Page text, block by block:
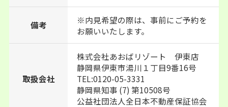
備考
※内見希望の際は、事前にご予約を
お願いいたします。
取扱会社
株式会社あおばリゾート 伊東店
静岡県伊東市湯川１丁目9番16号
TEL:0120-05-3331
静岡県知事 (7) 第10508号
公益社団法人全日本不動産保証協会